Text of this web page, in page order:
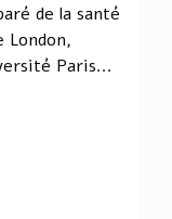
de la santé
London,
Paris...